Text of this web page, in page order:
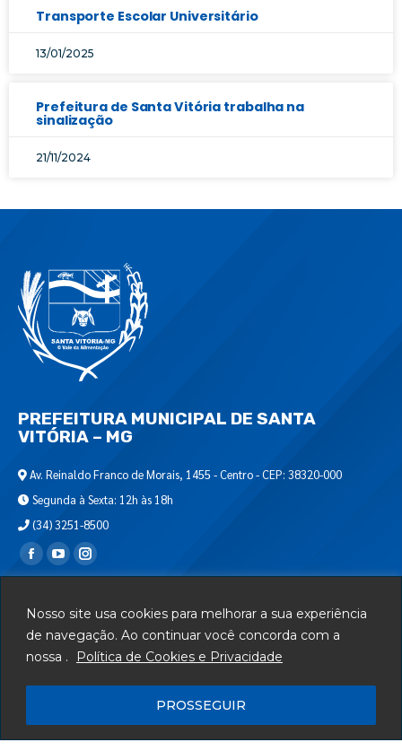
Nosso site usa cookies para melhorar a sua experiência
de navegação. Ao continuar você concorda com a
nossa .
Política de Cookies e Privacidade
PROSSEGUIR
Transporte Escolar Universitário
13/01/2025
Prefeitura de Santa Vitória trabalha na
sinalização
21/11/2024
PREFEITURA MUNICIPAL DE SANTA
VITÓRIA – MG
Av. Reinaldo Franco de Morais, 1455 - Centro - CEP: 38320-000
Segunda à Sexta: 12h às 18h
(34) 3251-8500
Encontre-nos em:
Departamento de T.I.
Serviços
Mapa do Site